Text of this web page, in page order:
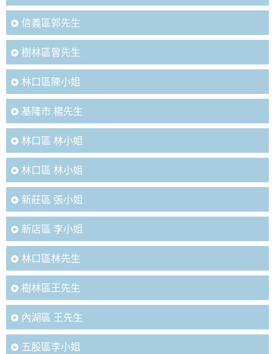
信義區郭先生
樹林區曾先生
林口區陳小姐
基隆市 楊先生
林口區 林小姐
林口區 林小姐
新莊區 張小姐
新店區 李小姐
林口區林先生
樹林區王先生
內湖區 王先生
五股區李小姐